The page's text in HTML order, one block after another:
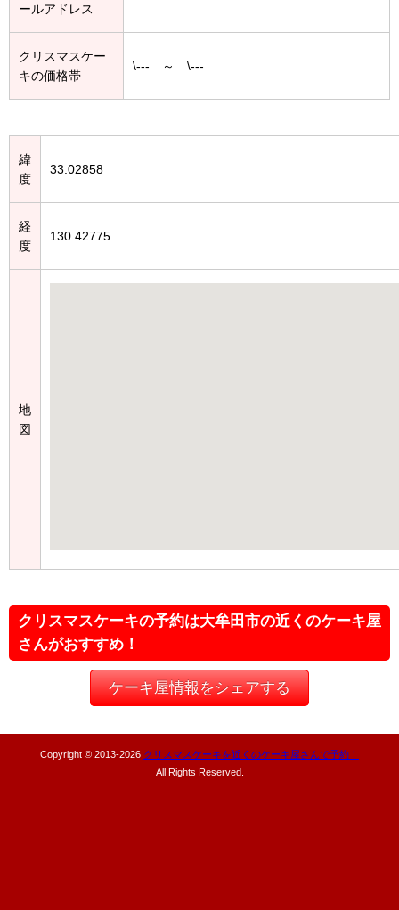
ールアドレス
クリスマスケー
キの価格帯
\--- ～ \---
緯
度
33.02858
経
度
130.42775
地
図
クリスマスケーキの予約は大牟田市の近くのケーキ屋
さんがおすすめ！
ケーキ屋情報をシェアする
Copyright © 2013-2026 クリスマスケーキを近くのケーキ屋さんで予約！
All Rights Reserved.